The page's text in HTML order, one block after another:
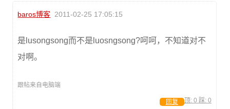
baros博客 2011-02-25 17:05:15
是lusongsong而不是luosngsong?呵呵，不知道对不
对啊。
跟帖来自电脑端
顶: 0 踩: 0
回复